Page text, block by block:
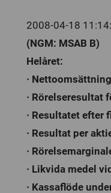
2008-04-18
(NGM: MSAB B)
Helåret:
·
· Rörelseresultat
· Resultatet efter
· Resultat per
·
· Likvida medel
· Kassaflöde